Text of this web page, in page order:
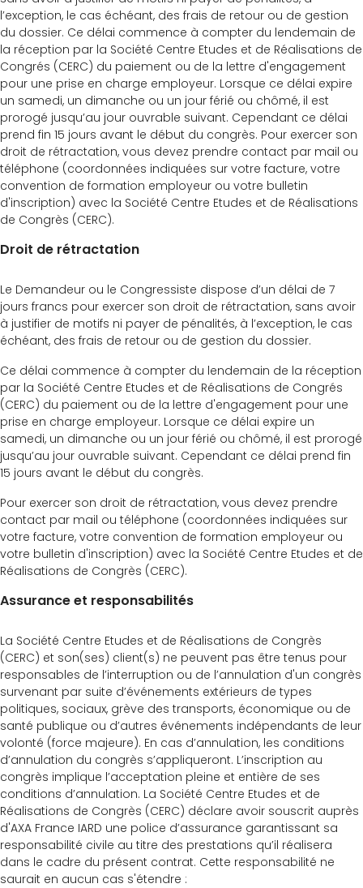
l’exception, le cas échéant, des frais de retour ou de gestion
du dossier. Ce délai commence à compter du lendemain de
la réception par la Société Centre Etudes et de Réalisations de
Congrés (CERC) du paiement ou de la lettre d'engagement
pour une prise en charge employeur. Lorsque ce délai expire
un samedi, un dimanche ou un jour férié ou chômé, il est
prorogé jusqu’au jour ouvrable suivant. Cependant ce délai
prend fin 15 jours avant le début du congrès. Pour exercer son
droit de rétractation, vous devez prendre contact par mail ou
téléphone (coordonnées indiquées sur votre facture, votre
convention de formation employeur ou votre bulletin
d'inscription) avec la Société Centre Etudes et de Réalisations
de Congrès (CERC).
Droit de rétractation
Le Demandeur ou le Congressiste dispose d’un délai de 7
jours francs pour exercer son droit de rétractation, sans avoir
à justifier de motifs ni payer de pénalités, à l’exception, le cas
échéant, des frais de retour ou de gestion du dossier.
Ce délai commence à compter du lendemain de la réception
par la Société Centre Etudes et de Réalisations de Congrés
(CERC) du paiement ou de la lettre d'engagement pour une
prise en charge employeur. Lorsque ce délai expire un
samedi, un dimanche ou un jour férié ou chômé, il est prorogé
jusqu’au jour ouvrable suivant. Cependant ce délai prend fin
15 jours avant le début du congrès.
Pour exercer son droit de rétractation, vous devez prendre
contact par mail ou téléphone (coordonnées indiquées sur
votre facture, votre convention de formation employeur ou
votre bulletin d'inscription) avec la Société Centre Etudes et de
Réalisations de Congrès (CERC).
Assurance et responsabilités
La Société Centre Etudes et de Réalisations de Congrès
(CERC) et son(ses) client(s) ne peuvent pas être tenus pour
responsables de l’interruption ou de l’annulation d'un congrès
survenant par suite d’événements extérieurs de types
politiques, sociaux, grève des transports, économique ou de
santé publique ou d’autres événements indépendants de leur
volonté (force majeure). En cas d’annulation, les conditions
d’annulation du congrès s’appliqueront. L’inscription au
congrès implique l’acceptation pleine et entière de ses
conditions d’annulation. La Société Centre Etudes et de
Réalisations de Congrès (CERC) déclare avoir souscrit auprès
d'AXA France IARD une police d’assurance garantissant sa
responsabilité civile au titre des prestations qu’il réalisera
dans le cadre du présent contrat. Cette responsabilité ne
saurait en aucun cas s'étendre :